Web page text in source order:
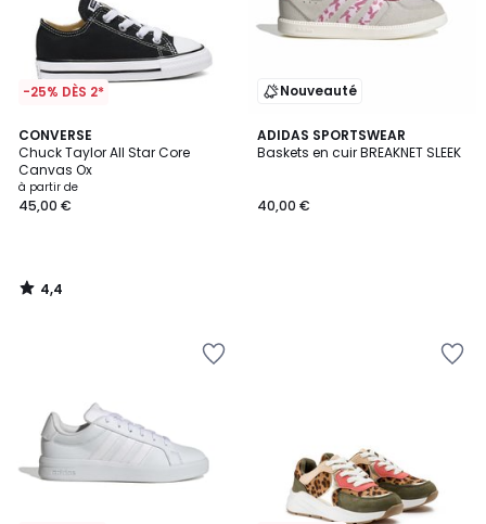
-25% DÈS 2*
CONVERSE
Chuck Taylor All Star Core
Canvas Ox
à partir de
45,00 €
4,4
/ 5
4,4
/
Nouveauté
ADIDAS SPORTSWEAR
Baskets en cuir BREAKNET SLEEK
40,00 €